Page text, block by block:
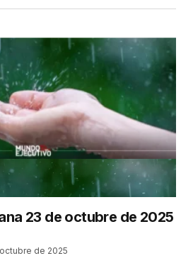
23 de octubre de 2025
de 2025